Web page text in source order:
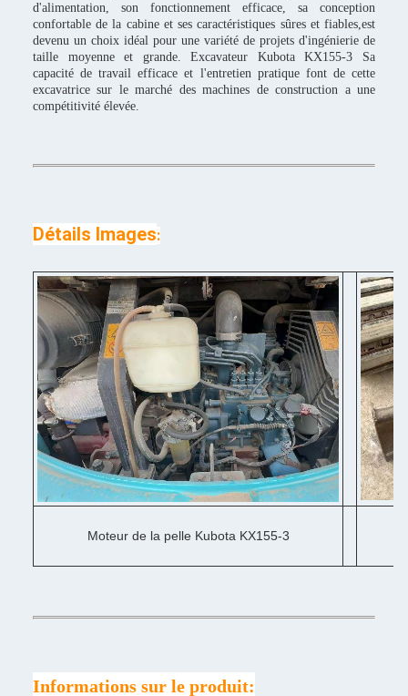
d'alimentation, son fonctionnement efficace, sa conception
confortable de la cabine et ses caractéristiques sûres et fiables,est
devenu un choix idéal pour une variété de projets d'ingénierie de
taille moyenne et grande. Excavateur Kubota KX155-3 Sa
capacité de travail efficace et l'entretien pratique font de cette
excavatrice sur le marché des machines de construction a une
compétitivité élevée.
Détails Images:
Moteur de la pelle Kubota KX155-3
Informations sur le produit: